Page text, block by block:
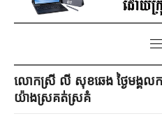
លោកស្រី លី សុខឆេង ថ្ងៃមង្គលក
យ៉ាង​ស្រគត់ស្រគំ​